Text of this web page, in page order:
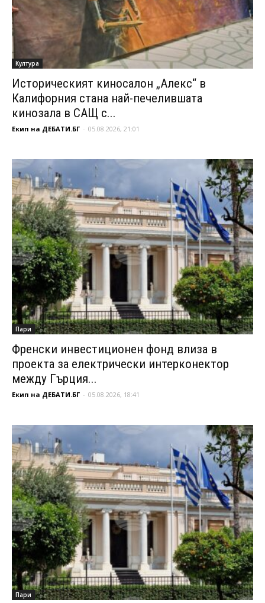
Култура
Историческият киносалон „Алекс“ в
Калифорния стана най-печелившата
кинозала в САЩ с...
Екип на ДЕБАТИ.БГ - 05.08.2026, 21:01
Пари
Френски инвестиционен фонд влиза в
проекта за електрически интерконектор
между Гърция...
Екип на ДЕБАТИ.БГ - 05.08.2026, 18:41
Пари